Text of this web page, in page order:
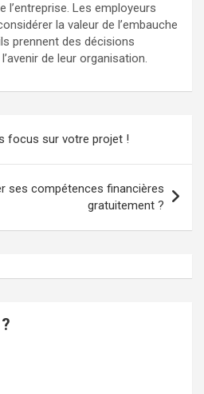
l’entreprise. Les employeurs
la valeur de l’embauche
prennent des décisions
de leur organisation.
focus sur votre projet !
ses compétences financières
gratuitement ?